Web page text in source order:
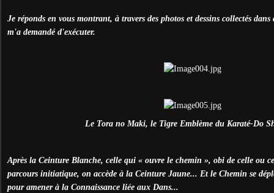
Je réponds en vous montrant, à travers des photos et dessins collectés
m'a demandé d'exécuter.
Le Tora no Maki, le Tigre Emblème du Karaté-Do
Après la Ceinture Blanche, celle qui « ouvre le chemin », obi de celle ou
parcours initiatique, on accède à la Ceinture Jaune... Et le Chemin se
pour amener à la Connaissance liée aux Dans...